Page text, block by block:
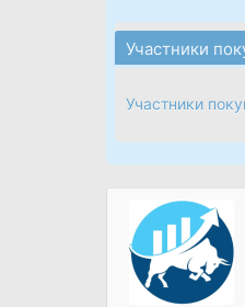
Участники
Участники